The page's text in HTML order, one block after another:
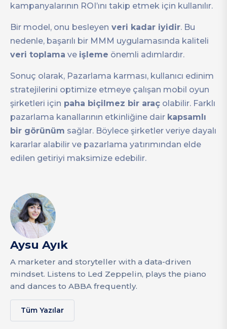
kampanyalarının ROI’ını takip etmek için kullanılır.
Bir model, onu besleyen veri kadar iyidir. Bu
nedenle, başarılı bir MMM uygulamasında kaliteli
veri toplama ve işleme önemli adımlardır.
Sonuç olarak, Pazarlama karması, kullanıcı edinim
stratejilerini optimize etmeye çalışan mobil oyun
şirketleri için paha biçilmez bir araç olabilir. Farklı
pazarlama kanallarının etkinliğine dair kapsamlı
bir görünüm sağlar. Böylece şirketler veriye dayalı
kararlar alabilir ve pazarlama yatırımından elde
edilen getiriyi maksimize edebilir.
Aysu Ayık
A marketer and storyteller with a data-driven
mindset. Listens to Led Zeppelin, plays the piano
and dances to ABBA frequently.
Tüm Yazılar